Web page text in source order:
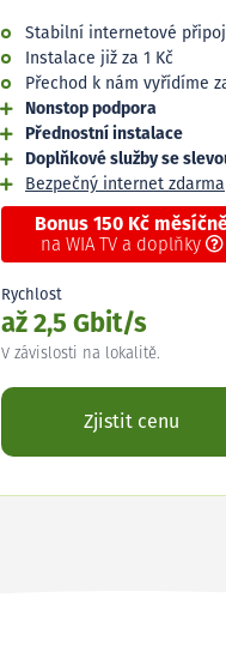
Stabilní internetové
Instalace již za 1 Kč
Přechod k nám vyřídíme
Nonstop podpora
Přednostní instalace
Doplňkové služby se
Bezpečný internet zdarma
Bonus 150 Kč
na WIA TV a doplňky
Rychlost
až 2,5 Gbit/s
V závislosti na lokalitě.
Zjistit cenu